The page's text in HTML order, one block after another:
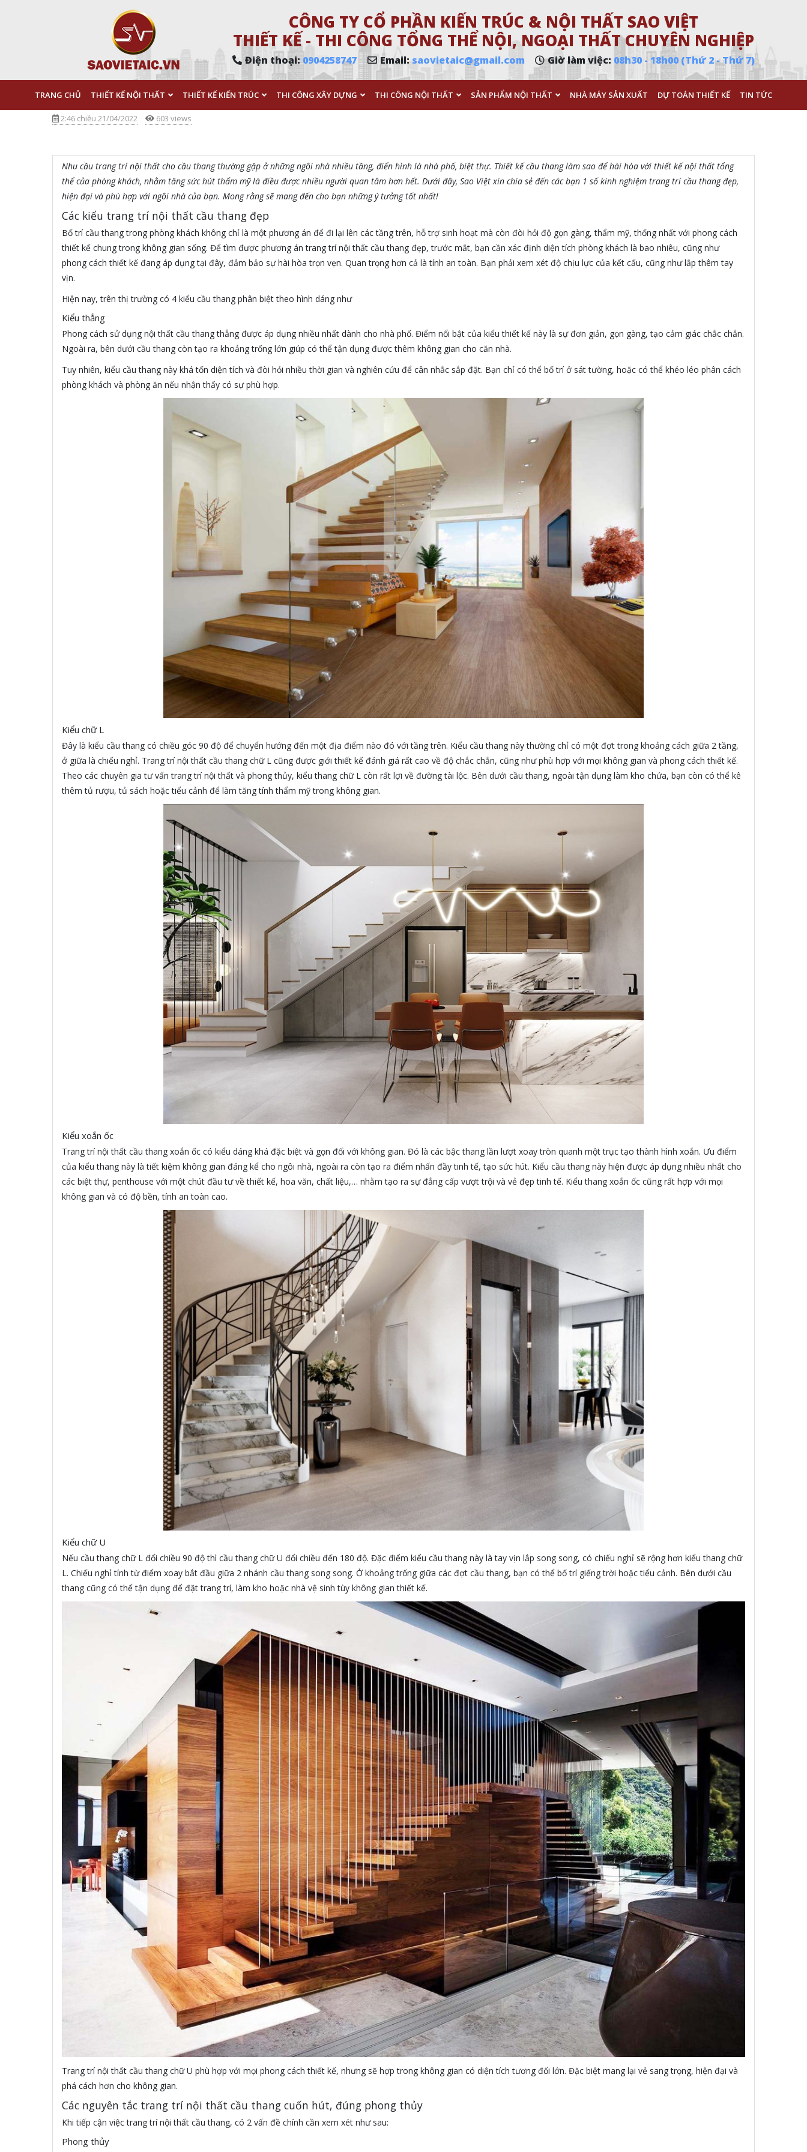
CÔNG TY CỔ PHẦN KIẾN TRÚC & NỘI THẤT SAO VIỆT
THIẾT KẾ - THI CÔNG TỔNG THỂ NỘI, NGOẠI THẤT CHUYÊN NGHIỆP
Điện thoại:0904258747 Email: saovietaic@gmail.com Giờ làm việc: 08h30 - 18h00 (Thứ 2 - Thứ 7)
TRANG CHỦ THIẾT KẾ NỘI THẤT THIẾT KẾ KIẾN TRÚC THI CÔNG XÂY DỰNG THI CÔNG NỘI THẤT SẢN PHẨM NỘI THẤT NHÀ MÁY SẢN XUẤT DỰ TOÁN THIẾT KẾ TIN TỨC
2:46 chiều 21/04/2022 603 views
Nhu cầu trang trí nội thất cho cầu thang thường gặp ở những ngôi nhà nhiều tầng, điển hình là nhà phố, biệt thự. Thiết kế cầu thang làm sao để hài hòa với thiết kế nội thất tổng
thể của phòng khách, nhằm tăng sức hút thẩm mỹ là điều được nhiều người quan tâm hơn hết. Dưới đây, Sao Việt xin chia sẻ đến các bạn 1 số kinh nghiệm trang trí cầu thang đẹp,
hiện đại và phù hợp với ngôi nhà của bạn. Mong rằng sẽ mang đến cho bạn những ý tưởng tốt nhất!
Các kiểu trang trí nội thất cầu thang đẹp
Bố trí cầu thang trong phòng khách không chỉ là một phương án để đi lại lên các tầng trên, hỗ trợ sinh hoạt mà còn đòi hỏi độ gọn gàng, thẩm mỹ, thống nhất với phong cách
thiết kế chung trong không gian sống. Để tìm được phương án trang trí nội thất cầu thang đẹp, trước mắt, bạn cần xác định diện tích phòng khách là bao nhiêu, cũng như
phong cách thiết kế đang áp dụng tại đây, đảm bảo sự hài hòa trọn vẹn. Quan trọng hơn cả là tính an toàn. Bạn phải xem xét độ chịu lực của kết cấu, cũng như lắp thêm tay
vịn.
Hiện nay, trên thị trường có 4 kiểu cầu thang phân biệt theo hình dáng như
Kiểu thẳng
Phong cách sử dụng nội thất cầu thang thẳng được áp dụng nhiều nhất dành cho nhà phố. Điểm nổi bật của kiểu thiết kế này là sự đơn giản, gọn gàng, tạo cảm giác chắc chắn.
Ngoài ra, bên dưới cầu thang còn tạo ra khoảng trống lớn giúp có thể tận dụng được thêm không gian cho căn nhà.
Tuy nhiên, kiểu cầu thang này khá tốn diện tích và đòi hỏi nhiều thời gian và nghiên cứu để cân nhắc sắp đặt. Bạn chỉ có thể bố trí ở sát tường, hoặc có thể khéo léo phân cách
phòng khách và phòng ăn nếu nhận thấy có sự phù hợp.
Kiểu chữ L
Đây là kiểu cầu thang có chiều góc 90 độ để chuyển hướng đến một địa điểm nào đó với tầng trên. Kiểu cầu thang này thường chỉ có một đợt trong khoảng cách giữa 2 tầng,
ở giữa là chiếu nghỉ. Trang trí nội thất cầu thang chữ L cũng được giới thiết kế đánh giá rất cao về độ chắc chắn, cũng như phù hợp với mọi không gian và phong cách thiết kế.
Theo các chuyên gia tư vấn trang trí nội thất và phong thủy, kiểu thang chữ L còn rất lợi về đường tài lộc. Bên dưới cầu thang, ngoài tận dụng làm kho chứa, bạn còn có thể kê
thêm tủ rượu, tủ sách hoặc tiểu cảnh để làm tăng tính thẩm mỹ trong không gian.
Kiểu xoắn ốc
Trang trí nội thất cầu thang xoắn ốc có kiểu dáng khá đặc biệt và gọn đối với không gian. Đó là các bậc thang lần lượt xoay tròn quanh một trục tạo thành hình xoắn. Ưu điểm
của kiểu thang này là tiết kiệm không gian đáng kể cho ngôi nhà, ngoài ra còn tạo ra điểm nhấn đầy tinh tế, tạo sức hút. Kiểu cầu thang này hiện được áp dụng nhiều nhất cho
các biệt thự, penthouse với một chút đầu tư về thiết kế, hoa văn, chất liệu,… nhằm tạo ra sự đẳng cấp vượt trội và vẻ đẹp tinh tế. Kiểu thang xoắn ốc cũng rất hợp với mọi
không gian và có độ bền, tính an toàn cao.
Kiểu chữ U
Nếu cầu thang chữ L đổi chiều 90 độ thì cầu thang chữ U đổi chiều đến 180 độ. Đặc điểm kiểu cầu thang này là tay vịn lắp song song, có chiếu nghỉ sẽ rộng hơn kiểu thang chữ
L. Chiếu nghỉ tính từ điểm xoay bắt đầu giữa 2 nhánh cầu thang song song. Ở khoảng trống giữa các đợt cầu thang, bạn có thể bố trí giếng trời hoặc tiểu cảnh. Bên dưới cầu
thang cũng có thể tận dụng để đặt trang trí, làm kho hoặc nhà vệ sinh tùy không gian thiết kế.
Trang trí nội thất cầu thang chữ U phù hợp với mọi phong cách thiết kế, nhưng sẽ hợp trong không gian có diện tích tương đối lớn. Đặc biệt mang lại vẻ sang trọng, hiện đại và
phá cách hơn cho không gian.
Các nguyên tắc trang trí nội thất cầu thang cuốn hút, đúng phong thủy
Khi tiếp cận việc trang trí nội thất cầu thang, có 2 vấn đề chính cần xem xét như sau:
Phong thủy